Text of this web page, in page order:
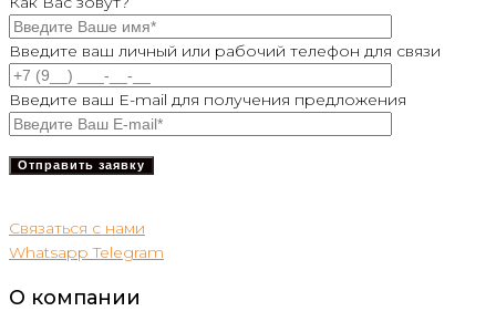
Введите ваш личный или рабочий телефон для связи
Введите ваш E-mail для получения предложения
Связаться с нами
Whatsapp Telegram
О компании